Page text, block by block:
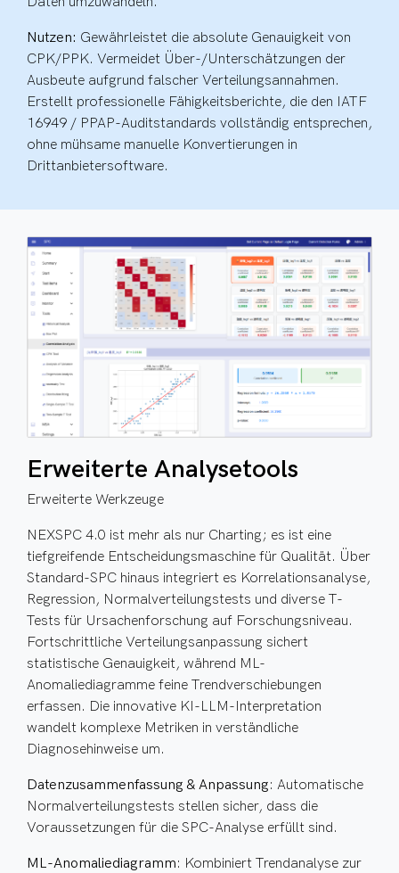
Nutzen: Gewährleistet die absolute Genauigkeit von
CPK/PPK. Vermeidet Über-/Unterschätzungen der
Ausbeute aufgrund falscher Verteilungsannahmen.
Erstellt professionelle Fähigkeitsberichte, die den IATF
16949 / PPAP-Auditstandards vollständig entsprechen,
ohne mühsame manuelle Konvertierungen in
Drittanbietersoftware.
Erweiterte Analysetools
Erweiterte Werkzeuge
NEXSPC 4.0 ist mehr als nur Charting; es ist eine
tiefgreifende Entscheidungsmaschine für Qualität. Über
Standard-SPC hinaus integriert es Korrelationsanalyse,
Regression, Normalverteilungstests und diverse T-
Tests für Ursachenforschung auf Forschungsniveau.
Fortschrittliche Verteilungsanpassung sichert
statistische Genauigkeit, während ML-
Anomaliediagramme feine Trendverschiebungen
erfassen. Die innovative KI-LLM-Interpretation
wandelt komplexe Metriken in verständliche
Diagnosehinweise um.
Datenzusammenfassung & Anpassung: Automatische
Normalverteilungstests stellen sicher, dass die
Voraussetzungen für die SPC-Analyse erfüllt sind.
ML-Anomaliediagramm: Kombiniert Trendanalyse zur